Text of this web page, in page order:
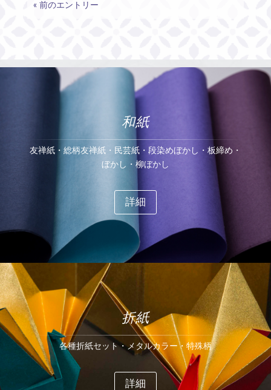
« 前のエントリー
和紙
友禅紙・総柄友禅紙・民芸紙・段染めぼかし・板締め・
ぼかし・柳ぼかし
詳細
折紙
各種折紙セット・メタルカラー・特殊柄
詳細